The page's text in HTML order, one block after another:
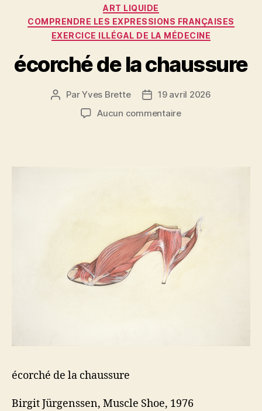
k
Catégories
ART LIQUIDE
COMPRENDRE LES EXPRESSIONS FRANÇAISES
EXERCICE ILLÉGAL DE LA MÉDECINE
écorché de la chaussure
Auteur
l’article
ParYves Brette
Date19 avril 2026
Aucun commentairesur
écorché de la chaussure
Birgit Jürgenssen, Muscle Shoe, 1976